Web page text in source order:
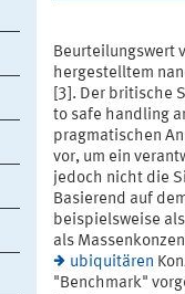
Beurteilungswert
hergestelltem
[3]. Der britische
to safe handling
pragmatischen
vor, um ein
jedoch nicht die
Basierend auf
beispielsweise
als
ubiquitären
"Benchmark"